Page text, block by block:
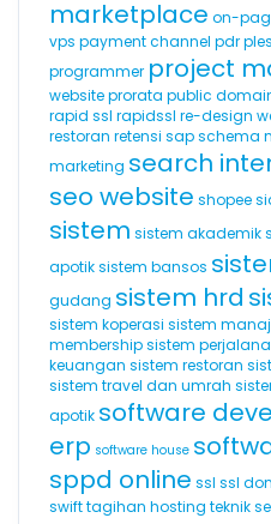
marketplace on-
vps payment channel pdr
programmer project
websiteprorata public
rapid ssl rapidssl re-design
restoran retensi sapschema
marketing search
seo website shopee
sistem sistem akademik
apotiksistem bansos
gudang sistem hrd
sistem koperasi sistem
membershipsistem
keuangan sistem restoran
sistem travel dan umrah
apotik software
erp software house
sppd online ssl ssl
swifttagihan hosting teknik